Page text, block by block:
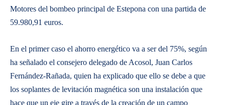
Motores del bombeo principal de Estepona con una partida de
59.980,91 euros.
En el primer caso el ahorro energético va a ser del 75%, según
ha señalado el consejero delegado de Acosol, Juan Carlos
Fernández-Rañada, quien ha explicado que ello se debe a que
los soplantes de levitación magnética son una instalación que
hace que un eje gire a través de la creación de un campo